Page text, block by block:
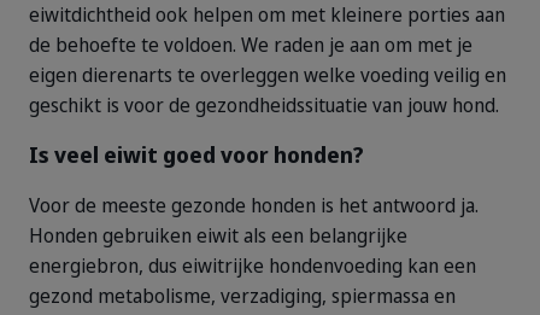
eiwitdichtheid ook helpen om met kleinere porties aan
de behoefte te voldoen. We raden je aan om met je
eigen dierenarts te overleggen welke voeding veilig en
geschikt is voor de gezondheidssituatie van jouw hond.
Is veel eiwit goed voor honden?
Voor de meeste gezonde honden is het antwoord ja.
Honden gebruiken eiwit als een belangrijke
energiebron, dus eiwitrijke hondenvoeding kan een
gezond metabolisme, verzadiging, spiermassa en